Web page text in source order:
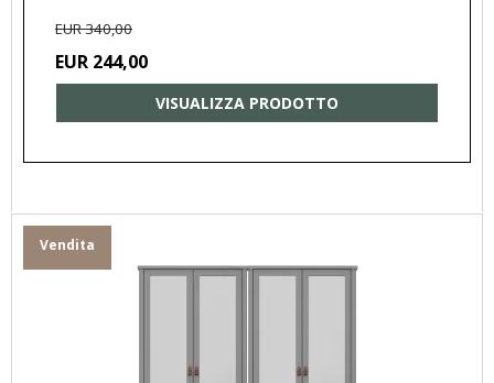
EUR 340,00
EUR 244,00
VISUALIZZA PRODOTTO
Vendita